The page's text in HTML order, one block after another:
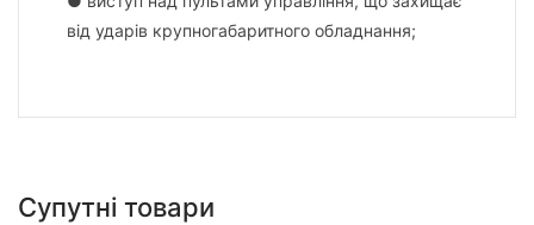
від ударів крупногабаритного обладнання;
Супутні товари